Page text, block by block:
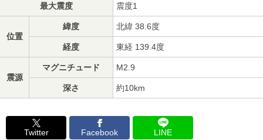
最大震度 震度1
位置
緯度 北緯 38.6度
経度 東経 139.4度
震源
マグニチュード M2.9
深さ 約10km
Twitter Facebook LINE